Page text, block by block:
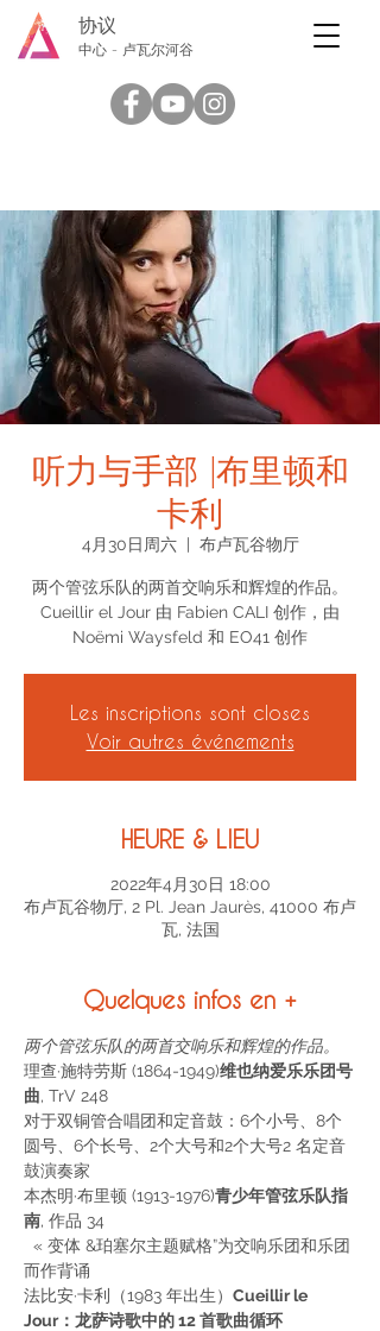
协议
中心 - 卢瓦尔河谷
听力与手部 |布里顿和
卡利
4月30日周六
  |
布卢瓦谷物厅
两个管弦乐队的两首交响乐和辉煌的作品。
Cueillir el Jour 由 Fabien CALI 创作，由
Noëmi Waysfeld 和 EO41 创作
Les inscriptions sont closes
Voir autres événements
HEURE & LIEU
2022年4月30日 18:00
布卢瓦谷物厅, 2 Pl. Jean Jaurès, 41000 布卢
瓦, 法国
Quelques infos en +
两个管弦乐队的两首交响乐和辉煌的作品。
理查·施特劳斯 (1864-1949)维也纳爱乐乐团号
曲, TrV 248
对于双铜管合唱团和定音鼓：6个小号、8个
圆号、6个长号、2个大号和2个大号2 名定音
鼓演奏家
本杰明·布里顿 (1913-1976)青少年管弦乐队指
南, 作品 34
而作背诵
法比安·卡利（1983 年出生） Cueillir le
Jour：龙萨诗歌中的 12 首歌曲循环